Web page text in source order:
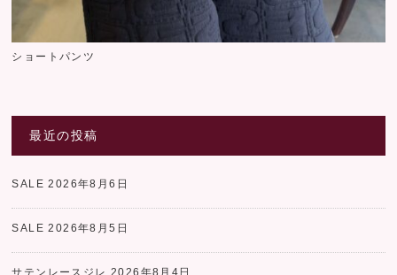
ショートパンツ
最近の投稿
SALE 2026年8月6日
SALE 2026年8月5日
サテンレースジレ 2026年8月4日